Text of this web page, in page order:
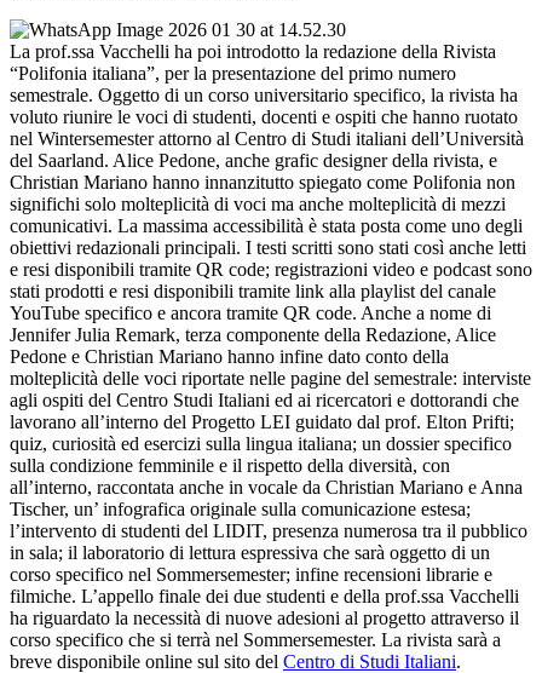
La prof.ssa Vacchelli ha poi introdotto la redazione della Rivista
“Polifonia italiana”, per la presentazione del primo numero
semestrale. Oggetto di un corso universitario specifico, la rivista ha
voluto riunire le voci di studenti, docenti e ospiti che hanno ruotato
nel Wintersemester attorno al Centro di Studi italiani dell’Università
del Saarland. Alice Pedone, anche grafic designer della rivista, e
Christian Mariano hanno innanzitutto spiegato come Polifonia non
significhi solo molteplicità di voci ma anche molteplicità di mezzi
comunicativi. La massima accessibilità è stata posta come uno degli
obiettivi redazionali principali. I testi scritti sono stati così anche letti
e resi disponibili tramite QR code; registrazioni video e podcast sono
stati prodotti e resi disponibili tramite link alla playlist del canale
YouTube specifico e ancora tramite QR code. Anche a nome di
Jennifer Julia Remark, terza componente della Redazione, Alice
Pedone e Christian Mariano hanno infine dato conto della
molteplicità delle voci riportate nelle pagine del semestrale: interviste
agli ospiti del Centro Studi Italiani ed ai ricercatori e dottorandi che
lavorano all’interno del Progetto LEI guidato dal prof. Elton Prifti;
quiz, curiosità ed esercizi sulla lingua italiana; un dossier specifico
sulla condizione femminile e il rispetto della diversità, con
all’interno, raccontata anche in vocale da Christian Mariano e Anna
Tischer, un’ infografica originale sulla comunicazione estesa;
l’intervento di studenti del LIDIT, presenza numerosa tra il pubblico
in sala; il laboratorio di lettura espressiva che sarà oggetto di un
corso specifico nel Sommersemester; infine recensioni librarie e
filmiche. L’appello finale dei due studenti e della prof.ssa Vacchelli
ha riguardato la necessità di nuove adesioni al progetto attraverso il
corso specifico che si terrà nel Sommersemester. La rivista sarà a
breve disponibile online sul sito del Centro di Studi Italiani.